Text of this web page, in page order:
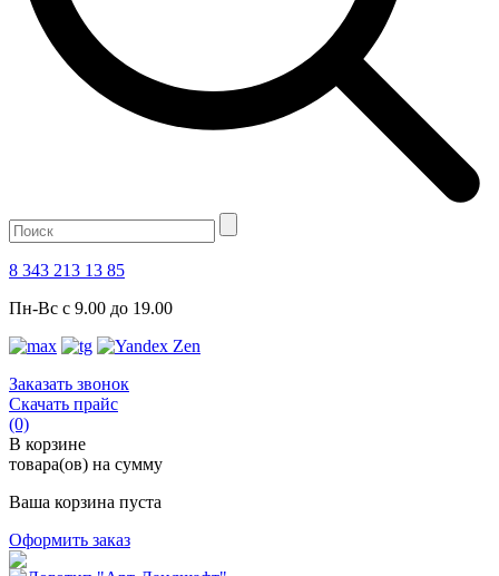
8 343 213 13 85
Пн-Вс с 9.00 до 19.00
Заказать звонок
Скачать прайс
(0)
В корзине
товара(ов) на сумму
Ваша корзина пуста
Оформить заказ